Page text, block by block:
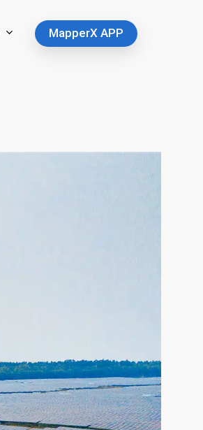
MapperX APP